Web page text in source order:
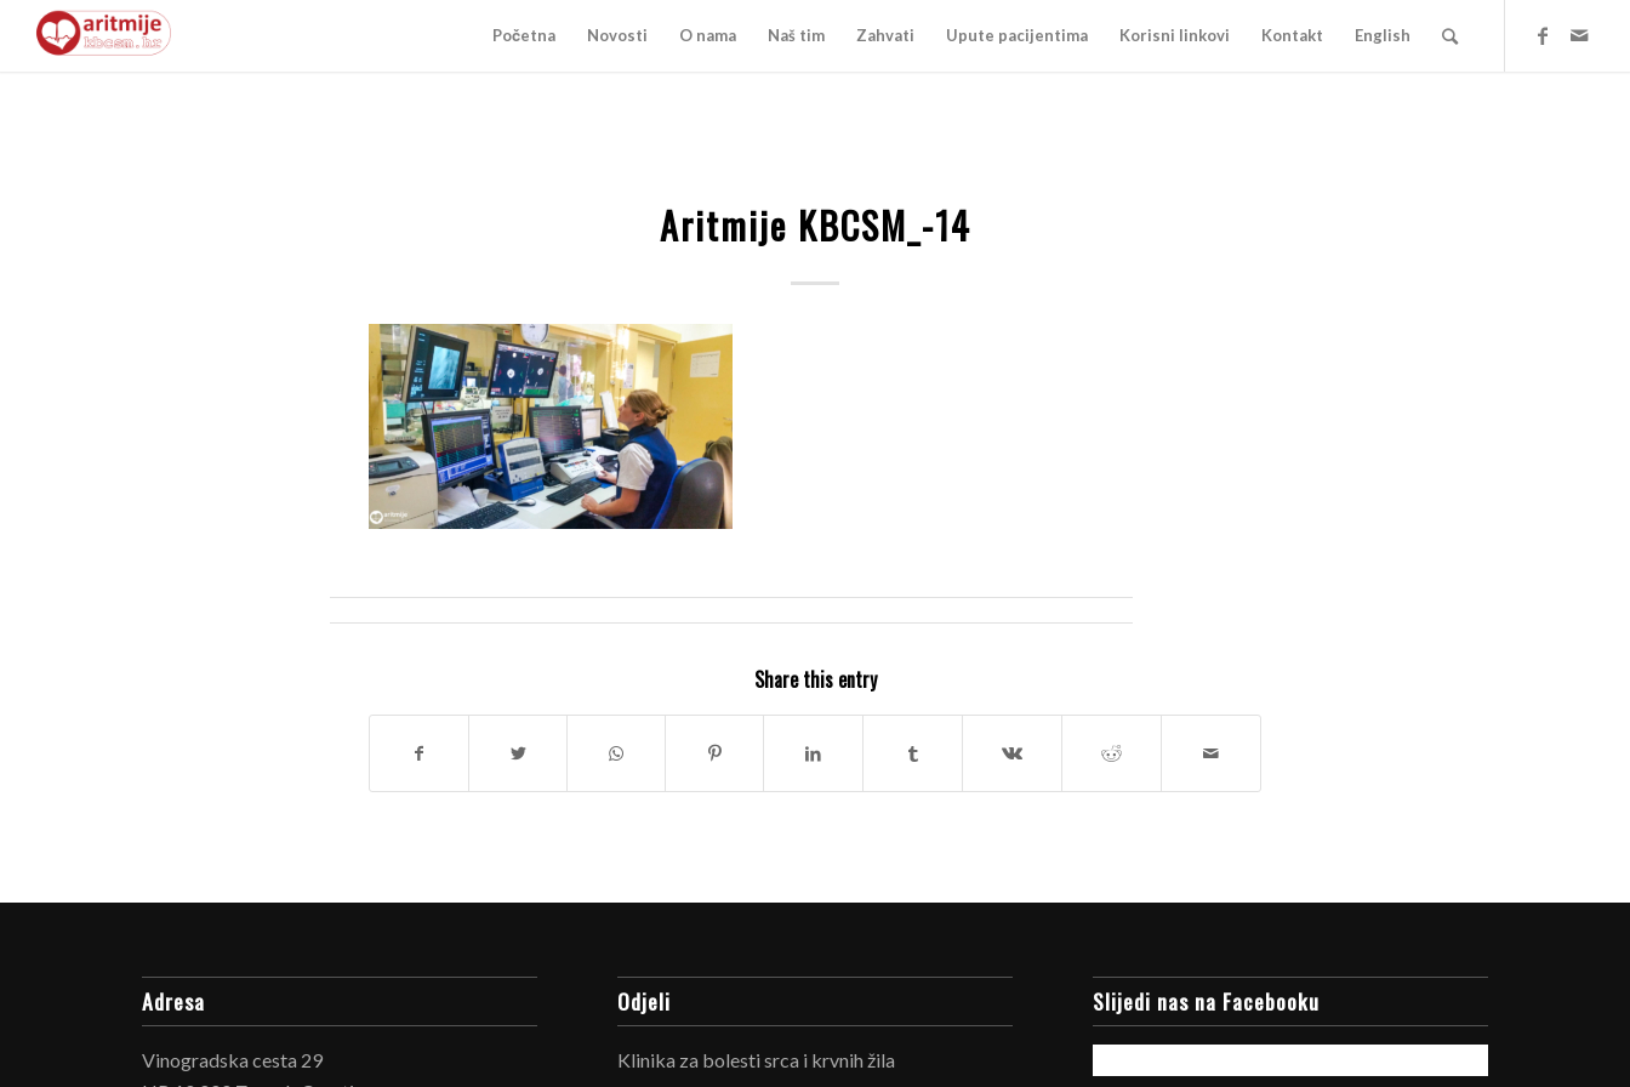
Početna Novosti O nama Naš tim Zahvati Upute pacijentima Korisni linkovi Kontakt English
Aritmije KBCSM_-14
Share this entry
Adresa
Vinogradska cesta 29
Odjeli
Klinika za bolesti srca i krvnih žila
Slijedi nas na Facebooku